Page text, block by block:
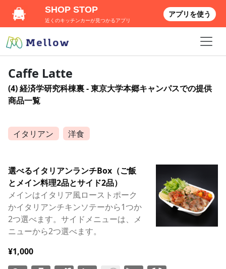
Caffe Latte
(4) 経済学研究科棟裏 - 東京大学本郷キャンパスでの提供
商品一覧
イタリアン 洋食
選べるイタリアンランチBox（ご飯
とメイン料理2品とサイド2品）
メインはイタリア風ローストポーク
かイタリアンチキンソテーから1つか
2つ選べます。サイドメニューは、メ
ニューから2つ選べます。
¥1,000
SHOP STOP
近くのキッチンカーが見つかるアプリ
アプリを使う